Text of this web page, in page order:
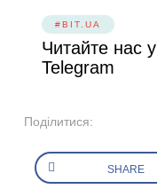
#BIT.UA
Читайте нас у
Telegram
Поділитися:
SHARE